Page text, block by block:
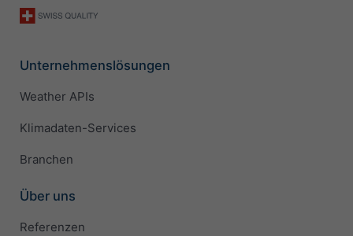
Unternehmenslösungen
Weather APIs
Klimadaten-Services
Branchen
Über uns
Referenzen